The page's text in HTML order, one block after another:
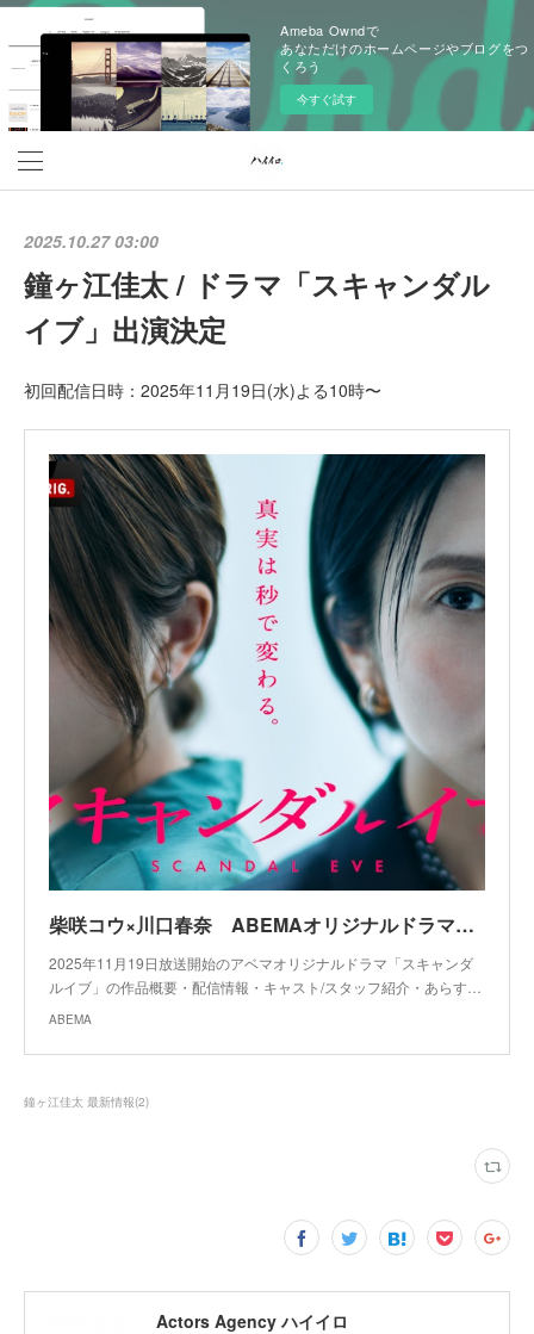
Ameba Owndで
あなただけのホームページやブログをつ
くろう
今すぐ試す
2025.10.27 03:00
鐘ヶ江佳太 / ドラマ「スキャンダル
イブ」出演決定
初回配信日時：2025年11月19日(水)よる10時〜
柴咲コウ×川口春奈 ABEMAオリジナルドラマ『スキャンダルイブ』｜作品概要
2025年11月19日放送開始のアベマオリジナルドラマ「スキャンダ
ルイブ」の作品概要・配信情報・キャスト/スタッフ紹介・あらす…
ABEMA
鐘ヶ江佳太 最新情報(2)
Actors Agency ハイイロ